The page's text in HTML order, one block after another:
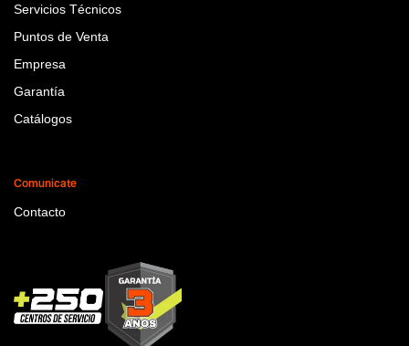
Servicios Técnicos
Puntos de Venta
Empresa
Garantía
Catálogos
Comunicate
Contacto